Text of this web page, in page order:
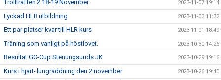
Trollträffen 2 18-19 November 2023-11-07 19:14
Lyckad HLR utbildning 2023-11-03 11:32
Ett par platser kvar till HLR kurs 2023-11-01 18:49
Träning som vanligt på höstlovet. 2023-10-30 14:26
Resultat GO-Cup Stenungsunds JK 2023-10-29 19:16
Kurs i hjärt- lungräddning den 2 november 2023-10-26 19:40